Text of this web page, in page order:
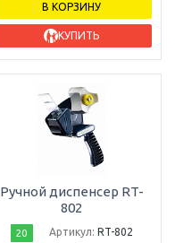
В КОРЗИНУ
КУПИТЬ
Ручной диспенсер RT-
802
20 Артикул: RT-802